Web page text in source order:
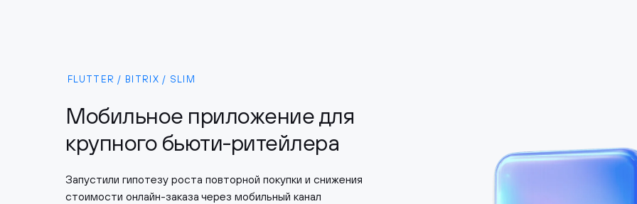
FLUTTER / BITRIX / SLIM
Мобильное приложение для
крупного бьюти-ритейлера
Запустили гипотезу роста повторной покупки и снижения
стоимости онлайн-заказа через мобильный канал